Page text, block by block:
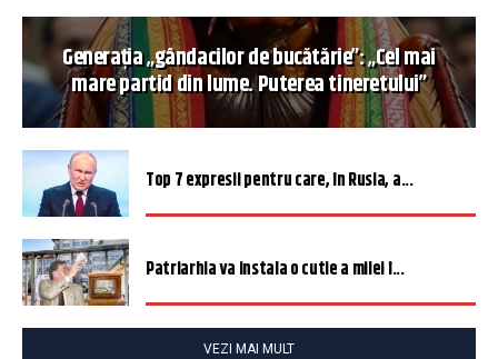
Generația „gândacilor de bucătărie”: „Cel mai
mare partid din lume. Puterea tineretului”
Top 7 expresii pentru care, în Rusia, a...
Patriarhia va instala o cutie a milei î...
VEZI MAI MULT